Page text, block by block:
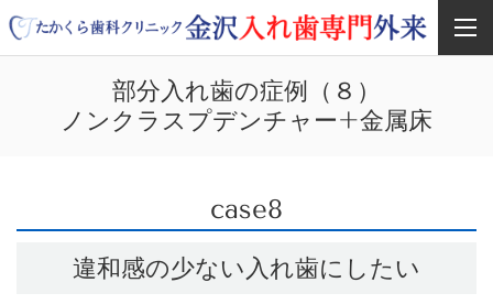
部分入れ歯の症例（８）
ノンクラスプデンチャー+金属床
case8
違和感の少ない入れ歯にしたい